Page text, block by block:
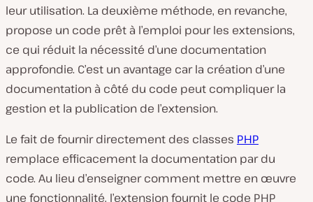
leur utilisation. La deuxième méthode, en revanche,
propose un code prêt à l’emploi pour les extensions,
ce qui réduit la nécessité d’une documentation
approfondie. C’est un avantage car la création d’une
documentation à côté du code peut compliquer la
gestion et la publication de l’extension.
Le fait de fournir directement des classes PHP
remplace efficacement la documentation par du
code. Au lieu d’enseigner comment mettre en œuvre
une fonctionnalité, l’extension fournit le code PHP